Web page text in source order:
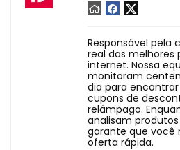
Responsável pela
real das melhores
internet. Nossa
monitoram
dia para
cupons de
relâmpago.
analisam
garante que você
oferta rápida.